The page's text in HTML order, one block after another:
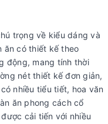
trọng về kiểu dáng và
ăn có thiết kế theo
động, mang tính thời
nét thiết kế đơn giản,
nhiều tiểu tiết, hoa văn
ăn phong cách cổ
cải tiến với nhiều